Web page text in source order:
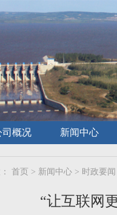
司概况 新闻中心
首页 > 新闻中心 > 时政要闻
“让互联网